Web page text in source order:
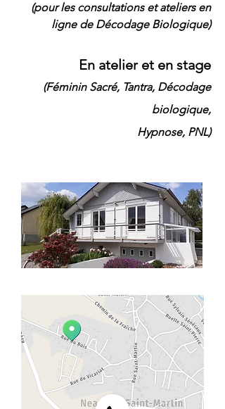
(pour les consultationset ateliers en
ligne de Décodage Biologique)
En atelier et en stage
(Féminin Sacré, Tantra, Décodage
biologique,
Hypnose, PNL)